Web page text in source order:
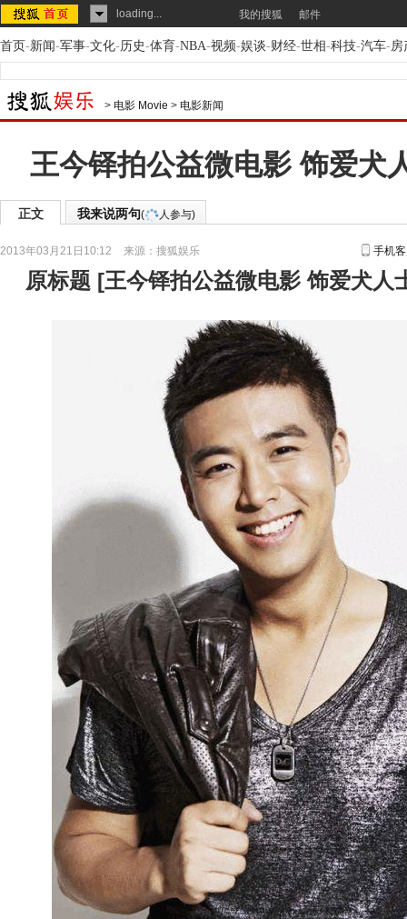
loading... 我的搜狐 邮件
首页-新闻-军事-文化-历史-体育-NBA-视频-娱谈-财经-世相-科技-汽车-房
> 电影 Movie > 电影新闻
王今铎拍公益微电影 饰爱犬
正文 我来说两句( 人参与)
2013年03月21日10:12 来源： 搜狐娱乐 手机
原标题 [王今铎拍公益微电影 饰爱犬人